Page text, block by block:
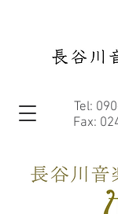
Tel:
Fax: